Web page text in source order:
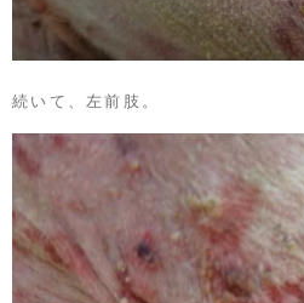
続いて、左前肢。